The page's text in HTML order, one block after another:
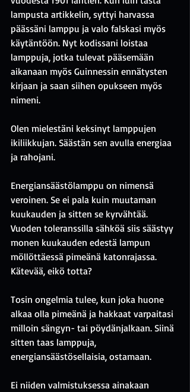
lampusta artikkelin, syttyi harvassa
päässäni lamppu ja valo falskasi myös
käytäntöön. Nyt kodissani loistaa
lamppuja, jotka tulevat pääsemään
aikanaan myös Guinnessin ennätysten
kirjaan ja saan siihen opukseen myös
nimeni.
Olen mielestäni keksinyt lamppujen
ikiliikkujan. Säästän sen avulla energiaa
ja rahojani.
Energiansäästölamppu on nimensä
veroinen. Se ei pala kuin muutaman
kuukauden ja sitten se kyrvähtää.
Vuoden toleranssilla sähköä siis säästyy
monen kuukauden edestä lampun
möllöttäessä pimeänä katonrajassa.
Kätevää, eikö totta?
Tosin ongelmia tulee, kun joka huone
alkaa olla pimeänä ja hakkaat varpaitasi
milloin sängyn- tai pöydänjalkaan. Siinä
sitten taas lamppuja,
energiansäästösellaisia, ostamaan.
Ei niiden valmistuksessa ainakaan